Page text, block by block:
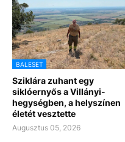
BALESET
Sziklára zuhant egy
siklóernyős a Villányi-
hegységben, a helyszínen
életét vesztette
Augusztus 05, 2026